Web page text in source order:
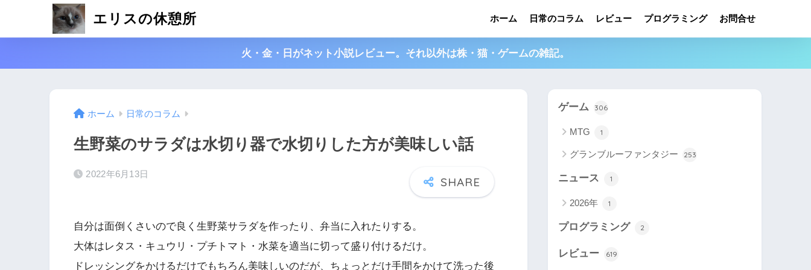
エリスの休憩所 ホーム 日常のコラム レビュー プログラミング お問合せ
火・金・日がネット小説レビュー。それ以外は株・猫・ゲームの雑記。
ホーム 日常のコラム
生野菜のサラダは水切り器で水切りした方が美味しい話
2022年6月13日
自分は面倒くさいので良く生野菜サラダを作ったり、弁当に入れたりする。
大体はレタス・キュウリ・プチトマト・水菜を適当に切って盛り付けるだけ。
ドレッシングをかけるだけでもちろん美味しいのだが、ちょっとだけ手間をかけて洗った後
ゲーム 306
MTG 1
グランブルーファンタジー 253
ニュース 1
2026年 1
プログラミング 2
レビュー 619